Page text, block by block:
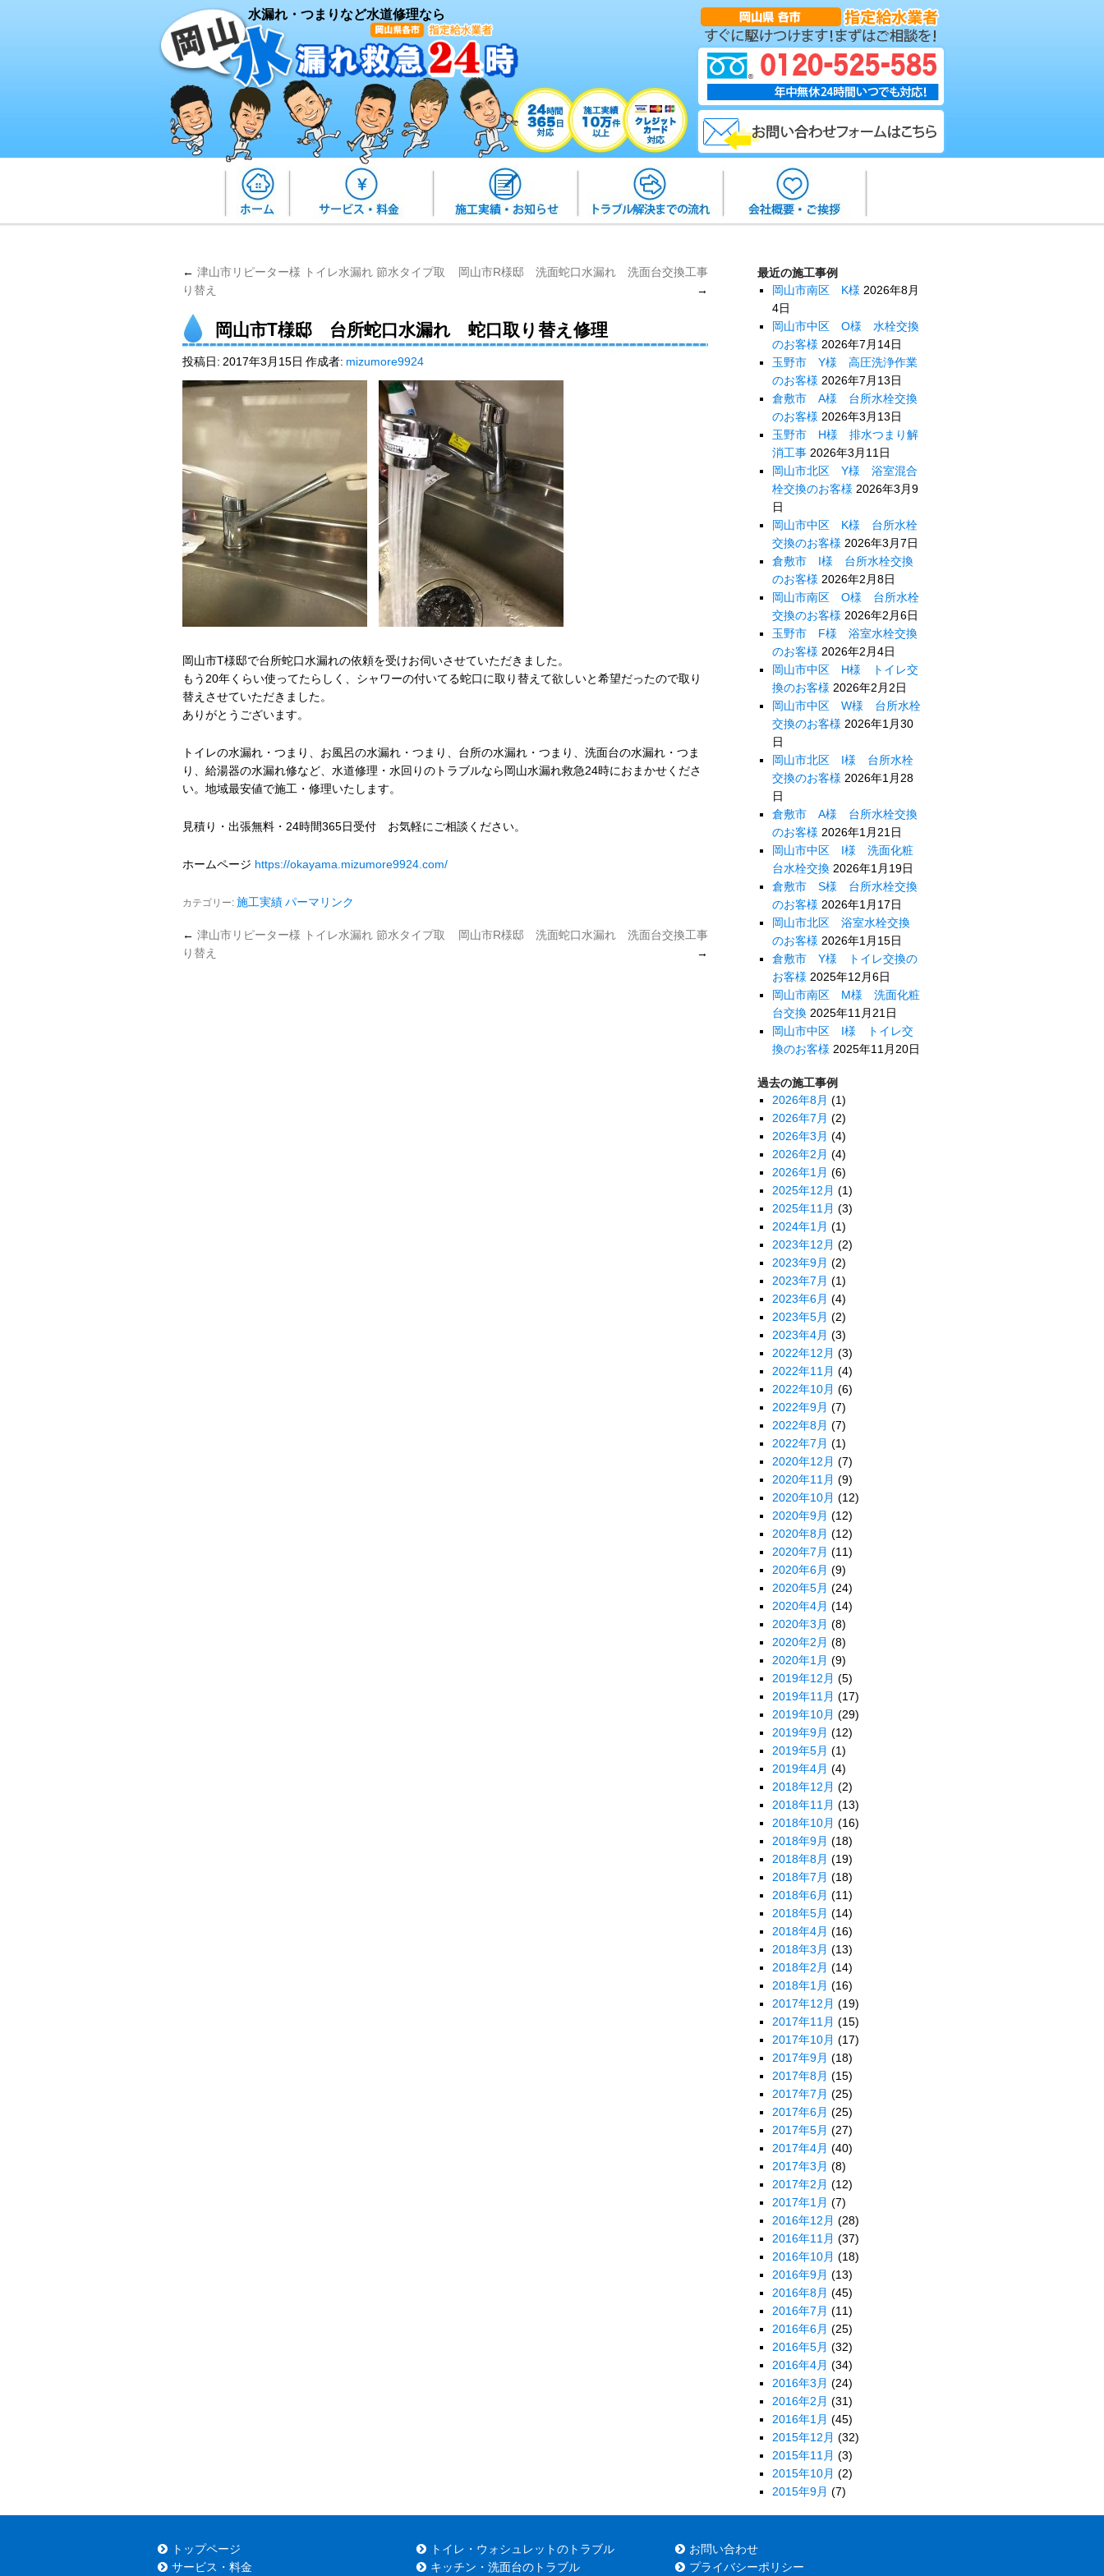
水漏れ・つまりなど水道修理なら
← 津山市リピーター様 トイレ水漏れ 節水タイプ取
り替え
岡山市R様邸 洗面蛇口水漏れ 洗面台交換工事
→
岡山市T様邸 台所蛇口水漏れ 蛇口取り替え修理
投稿日: 2017年3月15日 作成者: mizumore9924
岡山市T様邸で台所蛇口水漏れの依頼を受けお伺いさせていただきました。
もう20年くらい使ってたらしく、シャワーの付いてる蛇口に取り替えて欲しいと希望だったので取り
替えさせていただきました。
ありがとうございます。
トイレの水漏れ・つまり、お風呂の水漏れ・つまり、台所の水漏れ・つまり、洗面台の水漏れ・つま
り、給湯器の水漏れ修など、水道修理・水回りのトラブルなら岡山水漏れ救急24時におまかせくださ
い。地域最安値で施工・修理いたします。
見積り・出張無料・24時間365日受付 お気軽にご相談ください。
ホームページ https://okayama.mizumore9924.com/
カテゴリー:施工実績パーマリンク
← 津山市リピーター様 トイレ水漏れ 節水タイプ取
り替え
岡山市R様邸 洗面蛇口水漏れ 洗面台交換工事
→
最近の施工事例
岡山市南区 K様 2026年8月
4日
岡山市中区 O様 水栓交換
のお客様 2026年7月14日
玉野市 Y様 高圧洗浄作業
のお客様 2026年7月13日
倉敷市 A様 台所水栓交換
のお客様 2026年3月13日
玉野市 H様 排水つまり解
消工事 2026年3月11日
岡山市北区 Y様 浴室混合
栓交換のお客様 2026年3月9
日
岡山市中区 K様 台所水栓
交換のお客様 2026年3月7日
倉敷市 I様 台所水栓交換
のお客様 2026年2月8日
岡山市南区 O様 台所水栓
交換のお客様 2026年2月6日
玉野市 F様 浴室水栓交換
のお客様 2026年2月4日
岡山市中区 H様 トイレ交
換のお客様 2026年2月2日
岡山市中区 W様 台所水栓
交換のお客様 2026年1月30
日
岡山市北区 I様 台所水栓
交換のお客様 2026年1月28
日
倉敷市 A様 台所水栓交換
のお客様 2026年1月21日
岡山市中区 I様 洗面化粧
台水栓交換 2026年1月19日
倉敷市 S様 台所水栓交換
のお客様 2026年1月17日
岡山市北区 浴室水栓交換
のお客様 2026年1月15日
倉敷市 Y様 トイレ交換の
お客様 2025年12月6日
岡山市南区 M様 洗面化粧
台交換 2025年11月21日
岡山市中区 I様 トイレ交
換のお客様 2025年11月20日
過去の施工事例
2026年8月 (1)
2026年7月 (2)
2026年3月 (4)
2026年2月 (4)
2026年1月 (6)
2025年12月 (1)
2025年11月 (3)
2024年1月 (1)
2023年12月 (2)
2023年9月 (2)
2023年7月 (1)
2023年6月 (4)
2023年5月 (2)
2023年4月 (3)
2022年12月 (3)
2022年11月 (4)
2022年10月 (6)
2022年9月 (7)
2022年8月 (7)
2022年7月 (1)
2020年12月 (7)
2020年11月 (9)
2020年10月 (12)
2020年9月 (12)
2020年8月 (12)
2020年7月 (11)
2020年6月 (9)
2020年5月 (24)
2020年4月 (14)
2020年3月 (8)
2020年2月 (8)
2020年1月 (9)
2019年12月 (5)
2019年11月 (17)
2019年10月 (29)
2019年9月 (12)
2019年5月 (1)
2019年4月 (4)
2018年12月 (2)
2018年11月 (13)
2018年10月 (16)
2018年9月 (18)
2018年8月 (19)
2018年7月 (18)
2018年6月 (11)
2018年5月 (14)
2018年4月 (16)
2018年3月 (13)
2018年2月 (14)
2018年1月 (16)
2017年12月 (19)
2017年11月 (15)
2017年10月 (17)
2017年9月 (18)
2017年8月 (15)
2017年7月 (25)
2017年6月 (25)
2017年5月 (27)
2017年4月 (40)
2017年3月 (8)
2017年2月 (12)
2017年1月 (7)
2016年12月 (28)
2016年11月 (37)
2016年10月 (18)
2016年9月 (13)
2016年8月 (45)
2016年7月 (11)
2016年6月 (25)
2016年5月 (32)
2016年4月 (34)
2016年3月 (24)
2016年2月 (31)
2016年1月 (45)
2015年12月 (32)
2015年11月 (3)
2015年10月 (2)
2015年9月 (7)
トップページ
サービス・料金
トイレ・ウォシュレットのトラブル
キッチン・洗面台のトラブル
お問い合わせ
プライバシーポリシー